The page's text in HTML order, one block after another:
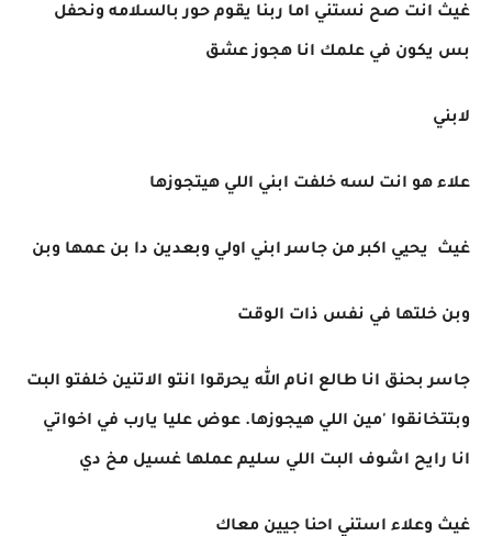
غيث انت صح نستني اما ربنا يقوم حور بالسلامه ونحفل
بس يكون في علمك انا هجوز عشق
لابني
علاء هو انت لسه خلفت ابني اللي هيتجوزها
غيث يحيي اكبر من جاسر ابني اولي وبعدين دا بن عمها وبن
وبن خلتها في نفس ذات الوقت
جاسر بحنق انا طالع انام الله يحرقوا انتو الاتنين خلفتو البت
وبتتخانقوا 'مين اللي هيجوزها. عوض عليا يارب في اخواتي
انا رايح اشوف البت اللي سليم عملها غسيل مخ دي
غيث وعلاء استني احنا جيين معاك